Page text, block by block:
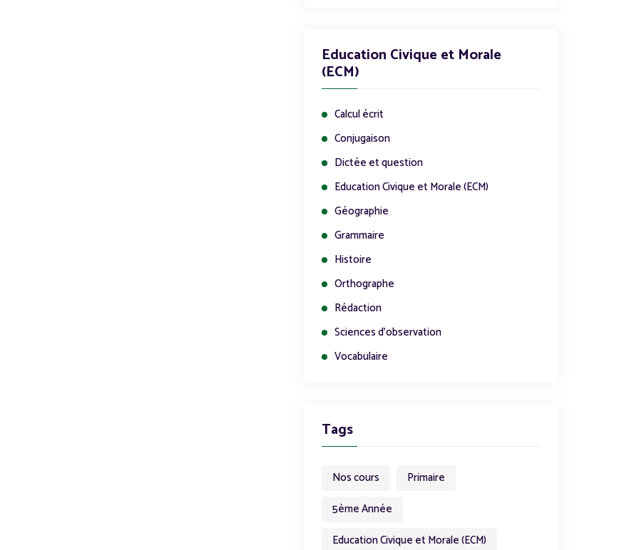
Education Civique et Morale
(ECM)
Calcul écrit
Conjugaison
Dictée et question
Education Civique et Morale (ECM)
Géographie
Grammaire
Histoire
Orthographe
Rédaction
Sciences d'observation
Vocabulaire
Tags
Nos cours
Primaire
5ème Année
Education Civique et Morale (ECM)